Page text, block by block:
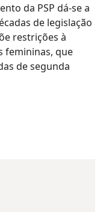
da PSP dá-se a
de legislação
restrições à
femininas, que
de segunda